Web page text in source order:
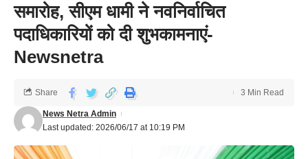
समारोह, सीएम धामी ने नवनिर्वाचित
पदाधिकारियों को दी शुभकामनाएं-
Newsnetra
Last updated: 2026/06/17 at 10:19 PM
News Netra Admin
Share 3 Min Read